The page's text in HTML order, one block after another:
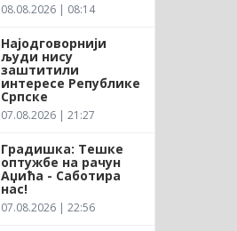
08.08.2026 | 08:14
Најодговорнији
људи нису
заштитили
интересе Републике
Српске
07.08.2026 | 21:27
Градишка: Тешке
оптужбе на рачун
Аџића - Саботира
нас!
07.08.2026 | 22:56